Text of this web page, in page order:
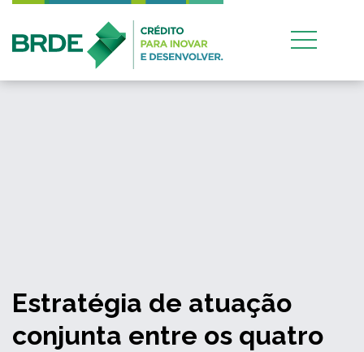
Estratégia de atuação
conjunta entre os quatro